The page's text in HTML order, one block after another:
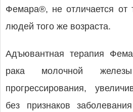
Фемара®, не отличается от
людей того же возраста.
Адъювантная терапия
рака молочной
прогрессирования,
без признаков